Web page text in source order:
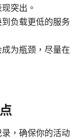
突出。
负载更低的服务
为瓶颈，尽量在
，确保你的活动